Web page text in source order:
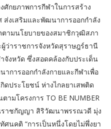
ศักยภาพการกีฬาในการสร้าง
งเสริมและพัฒนาการออกกำลัง
ตามนโยบายของสมาชิกวุฒิสภา
าราชการจังหวัดสุราษฎร์ธานี
งหวัด ซึ่งสอดคล้องกับประเด็น
การออกกำลังกายและกีฬาเพื่อ
ดประโยชน์ ห่างไกลยาเสพติด
ามโครงการ TO BE NUMBER
ราชกัญญา สิริวัฒนาพรรณวดี มุ่ง
ศนคติ “การเป็นหนึ่งโดยไม่พึ่งยา